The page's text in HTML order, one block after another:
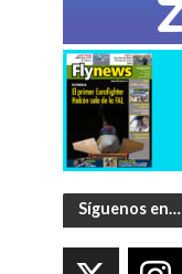
Síguenos en…